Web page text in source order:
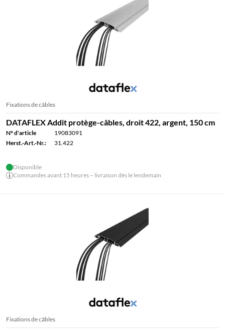
Fixations de câbles
DATAFLEX Addit protège-câbles, droit 422, argent, 150 cm
N° d'article
19083091
Herst.-Art.-Nr.:
31.422
Disponible
Commandes avant 15 heures – livraison dès le lendemain
Fixations de câbles